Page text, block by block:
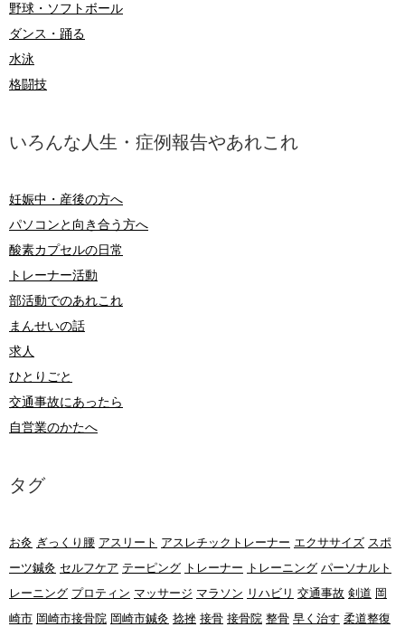
野球・ソフトボール
ダンス・踊る
水泳
格闘技
いろんな人生・症例報告やあれこれ
妊娠中・産後の方へ
パソコンと向き合う方へ
酸素カプセルの日常
トレーナー活動
部活動でのあれこれ
まんせいの話
求人
ひとりごと
交通事故にあったら
自営業のかたへ
タグ
お灸 ぎっくり腰 アスリート アスレチックトレーナー エクササイズ スポ
ーツ鍼灸 セルフケア テーピング トレーナー トレーニング パーソナルト
レーニング プロティン マッサージ マラソン リハビリ 交通事故 剣道 岡
崎市 岡崎市接骨院 岡崎市鍼灸 捻挫 接骨 接骨院 整骨 早く治す 柔道整復